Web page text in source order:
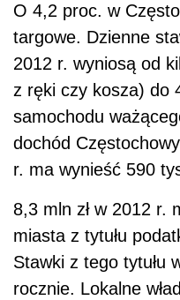
O 4,2 proc. w
targowe. Dzienne
2012 r. wyniosą od
z ręki czy kosza) do
samochodu
dochód
r. ma wynieść 590
8,3 mln zł w 2012 r.
miasta z tytułu
Stawki z tego tytułu
rocznie. Lokalne